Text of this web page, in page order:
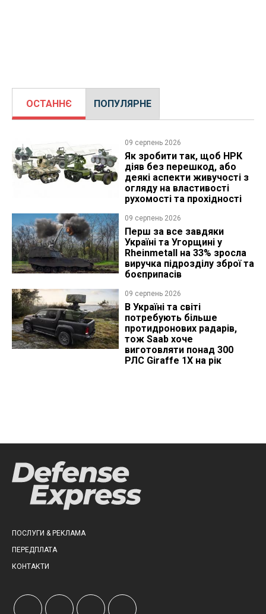
ОСТАННЄ ПОПУЛЯРНЕ
09 серпень 2026
Як зробити так, щоб НРК
діяв без перешкод, або
деякі аспекти живучості з
огляду на властивості
рухомості та прохідності
09 серпень 2026
Перш за все завдяки
Україні та Угорщині у
Rheinmetall на 33% зросла
виручка підрозділу зброї та
боєприпасів
09 серпень 2026
В Україні та світі
потребують більше
протидронових радарів,
тож Saab хоче
виготовляти понад 300
РЛС Giraffe 1X на рік
ПОСЛУГИ & РЕКЛАМА
ПЕРЕДПЛАТА
КОНТАКТИ